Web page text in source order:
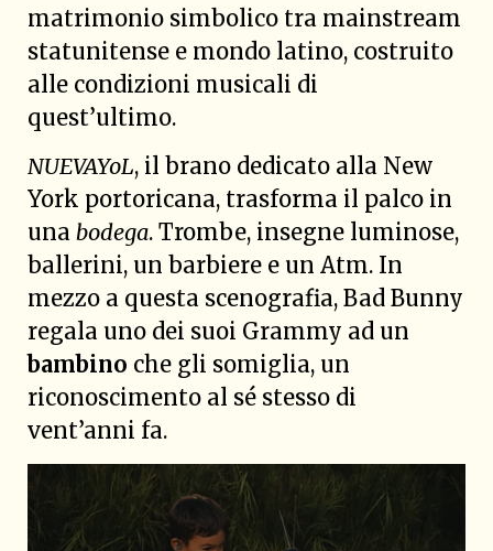
matrimonio simbolico tra mainstream
statunitense e mondo latino, costruito
alle condizioni musicali di
quest’ultimo.
NUEVAYoL, il brano dedicato alla New
York portoricana, trasforma il palco in
una bodega. Trombe, insegne luminose,
ballerini, un barbiere e un Atm. In
mezzo a questa scenografia, Bad Bunny
regala uno dei suoi Grammy ad un
bambino che gli somiglia, un
riconoscimento al sé stesso di
vent’anni fa.